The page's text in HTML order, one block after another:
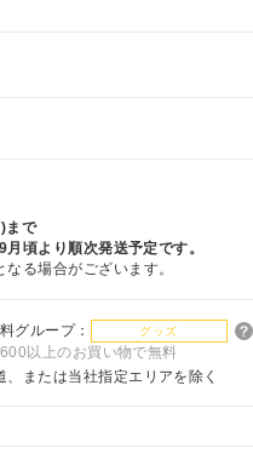
まで
頃より順次発送予定です。
る場合がございます。
グループ： グッズ
以上のお買い物で無料
または当社指定エリアを除く